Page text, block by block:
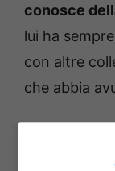
conosce
lui ha
con altre
che abbia